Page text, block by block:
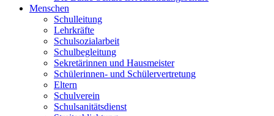
Menschen
Schulleitung
Lehrkräfte
Schulsozialarbeit
Schulbegleitung
Sekretärinnen und Hausmeister
Schülerinnen- und Schülervertretung
Eltern
Schulverein
Schulsanitätsdienst